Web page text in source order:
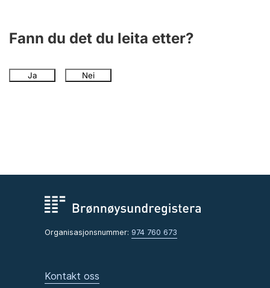
Fann du det du leita etter?
Ja Nei
Organisasjonsnummer: 974 760 673
Kontakt oss